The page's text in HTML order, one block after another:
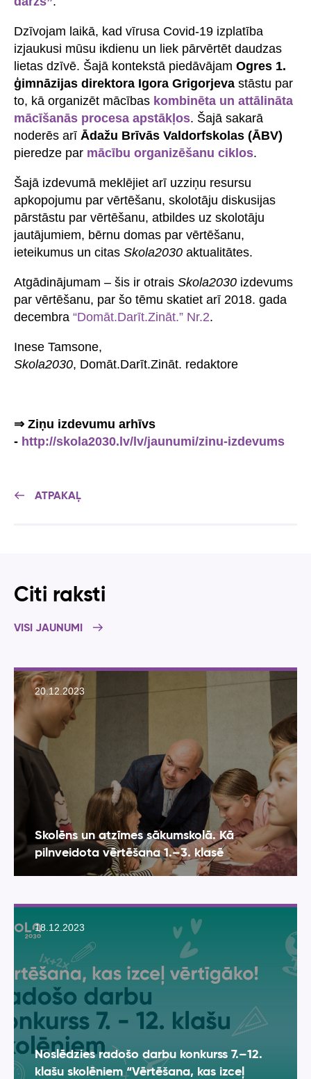
Dzīvojam laikā, kad vīrusa Covid-19 izplatība
izjaukusi mūsu ikdienu un liek pārvērtēt daudzas
lietas dzīvē. Šajā kontekstā piedāvājam Ogres 1.
ģimnāzijas direktora Igora Grigorjeva stāstu par
to, kā organizēt mācības kombinēta un attālināta
mācīšanās procesa apstākļos. Šajā sakarā
noderēs arī Ādažu Brīvās Valdorfskolas (ĀBV)
pieredze par mācību organizēšanu ciklos.
Šajā izdevumā meklējiet arī uzziņu resursu
apkopojumu par vērtēšanu, skolotāju diskusijas
pārstāstu par vērtēšanu, atbildes uz skolotāju
jautājumiem, bērnu domas par vērtēšanu,
ieteikumus un citas Skola2030 aktualitātes.
Atgādinājumam – šis ir otrais Skola2030 izdevums
par vērtēšanu, par šo tēmu skatiet arī 2018. gada
decembra “Domāt.Darīt.Zināt.” Nr.2.
Inese Tamsone,
Skola2030, Domāt.Darīt.Zināt. redaktore
⇒ Ziņu izdevumu arhīvs
- http://skola2030.lv/lv/jaunumi/zinu-izdevums
ATPAKAĻ
Citi raksti
VISI JAUNUMI
20.12.2023
Skolēns un atzīmes sākumskolā. Kā
pilnveidota vērtēšana 1.–3. klasē
18.12.2023
Noslēdzies radošo darbu konkurss 7.–12.
klašu skolēniem “Vērtēšana, kas izceļ